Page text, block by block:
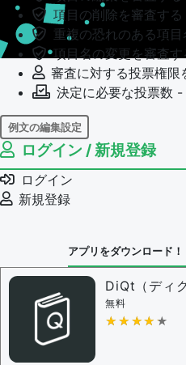
項目の削除を審査する
重複の恐れのある項
項目名の変更を審査す
審査に対する投票権
決定に必要な投票数 -
例文の編集設定
例文の編集権限を持つ
例文の編集を審査する
例文の削除を審査する
審査に対する投票権限
問題の編集権限を持つ
審査に対する投票権限
ザー
決定に必要な投票数 -
ログイン / 新規登録
ログイン
新規登録
アプリをダウンロード！
DiQt（ディ
無料
★★★★★
★★★★★